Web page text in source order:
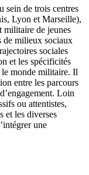
sein de trois centres
Lyon et Marseille),
militaire de jeunes
de milieux sociaux
sociales
et les spécificités
le monde militaire. Il
entre les parcours
Loin
ou attentistes,
et les diverses
une